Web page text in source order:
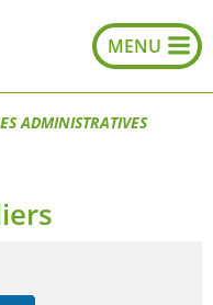
ADMINISTRATIVES